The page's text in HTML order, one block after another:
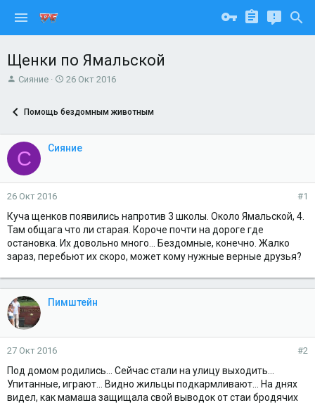
Щенки по Ямальской
А
о
т
е
м
ы
Сияние
Д
а
ч
л
26 Окт 2016
Помощь бездомным животным
С Сияние
26 Окт 2016 #1
Куча щенков появились напротив 3 школы. Около Ямальской, 4.
Там общага что ли старая. Короче почти на дороге где
остановка. Их довольно много... Бездомные, конечно. Жалко
зараз, перебьют их скоро, может кому нужные верные друзья?
Пимштейн
27 Окт 2016 #2
Под домом родились... Сейчас стали на улицу выходить...
Упитанные, играют... Видно жильцы подкармливают... На днях
видел, как мамаша защищала свой выводок от стаи бродячих